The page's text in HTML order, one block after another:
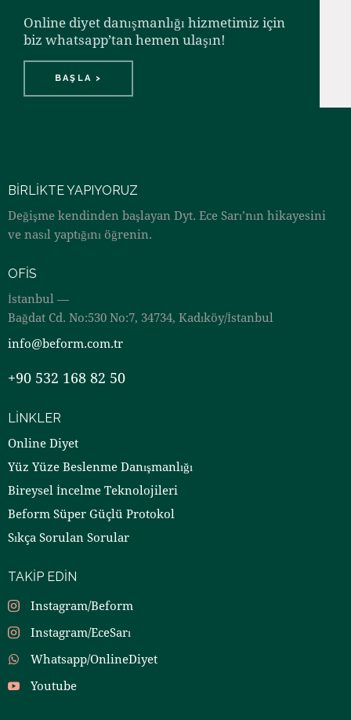
Online diyet danışmanlığı hizmetimiz için
biz whatsapp’tan hemen ulaşın!
BAŞLA >
BIRLIKTE YAPIYORUZ
Değişme kendinden başlayan Dyt. Ece Sarı’nın hikayesini
ve nasıl yaptığını öğrenin.
OFIS
İstanbul —
Bağdat Cd. No:530 No:7, 34734, Kadıköy/İstanbul
info@beform.com.tr
+90 532 168 82 50
LINKLER
Online Diyet
Yüz Yüze Beslenme Danışmanlığı
Bireysel İncelme Teknolojileri
Beform Süper Güçlü Protokol
Sıkça Sorulan Sorular
TAKIP EDIN
Instagram/Beform
Instagram/EceSarı
Whatsapp/OnlineDiyet
Youtube